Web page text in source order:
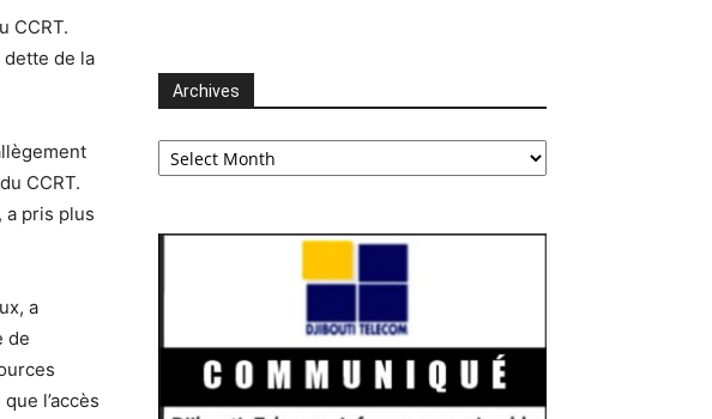
CCRT.
dette de la
CCRT.
a pris plus
a
de
l’accès
Archives
Archives